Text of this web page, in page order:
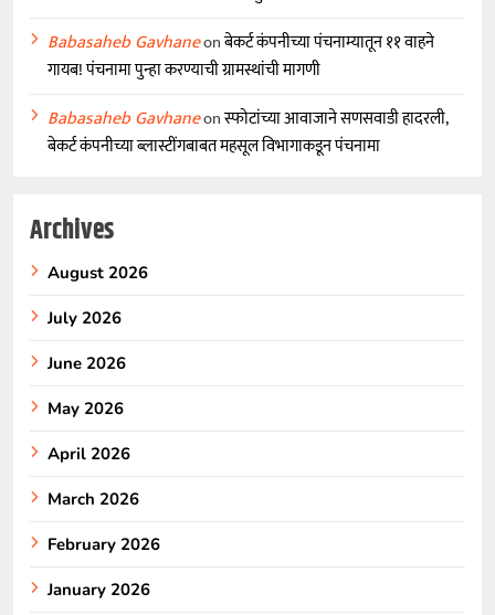
Babasaheb Gavhaneonबेकर्ट कंपनीच्या पंचनाम्यातून ११ वाहने
गायब! पंचनामा पुन्हा करण्याची ग्रामस्थांची मागणी
Babasaheb Gavhaneonस्फोटांच्या आवाजाने सणसवाडी हादरली,
बेकर्ट कंपनीच्या ब्लास्टींगबाबत महसूल विभागाकडून पंचनामा
Archives
August 2026
July 2026
June 2026
May 2026
April 2026
March 2026
February 2026
January 2026